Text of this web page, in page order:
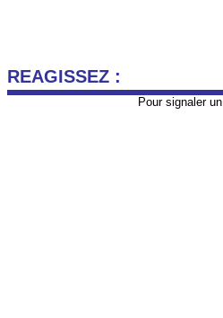
REAGISSEZ :
Pour signaler